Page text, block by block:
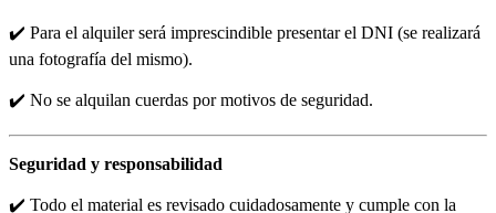
✔️ Para el alquiler será imprescindible presentar el DNI (se realizará
una fotografía del mismo).
✔️ No se alquilan cuerdas por motivos de seguridad.
Seguridad y responsabilidad
✔️ Todo el material es revisado cuidadosamente y cumple con la